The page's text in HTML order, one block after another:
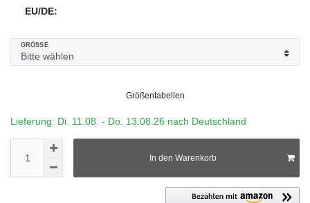
EU/DE:
GRÖSSE
Größentabellen
Lieferung: Di. 11.08. - Do. 13.08.26 nach Deutschland
In den Warenkorb